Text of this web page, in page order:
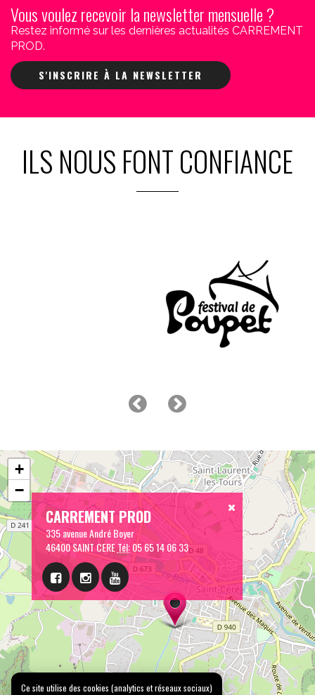
Vous voulez recevoir la newsletter mensuelle ?
Restez informé sur les dernières actualités CARREMENT
PROD.
S'INSCRIRE À LA NEWSLETTER
ILS NOUS FONT CONFIANCE
CARREMENT PROD
335 avenue André Boyer
46400 SAINT CERETél:05 65 14 06 33
+
−
Ce site utilise des cookies (analytics et réseaux sociaux)